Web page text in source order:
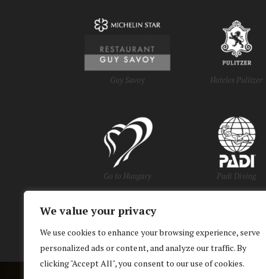
We value your privacy
We use cookies to enhance your browsing experience, serve
personalized ads or content, and analyze our traffic. By
clicking "Accept All", you consent to our use of cookies.
Guy Savoy Hoteles Pulitzer
Go to Hungary Padi Diving
y Oficinas de